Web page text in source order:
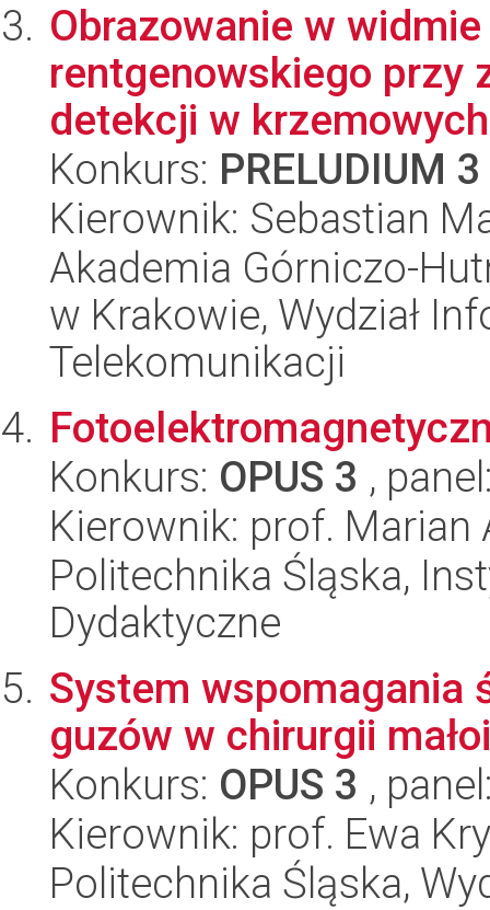
Obrazowanie w
rentgenowskiego przy
detekcji w
Konkurs: PRELUDIUM 3
Kierownik: Sebastian
Akademia Górniczo-
w Krakowie, Wydział
Telekomunikacji
Konkurs: OPUS 3 ,
Kierownik: prof. Marian
Politechnika Śląska,
Dydaktyczne
System wspomagania
guzów w chirurgii
Konkurs: OPUS 3 ,
Kierownik: prof. Ewa
Politechnika Śląska,